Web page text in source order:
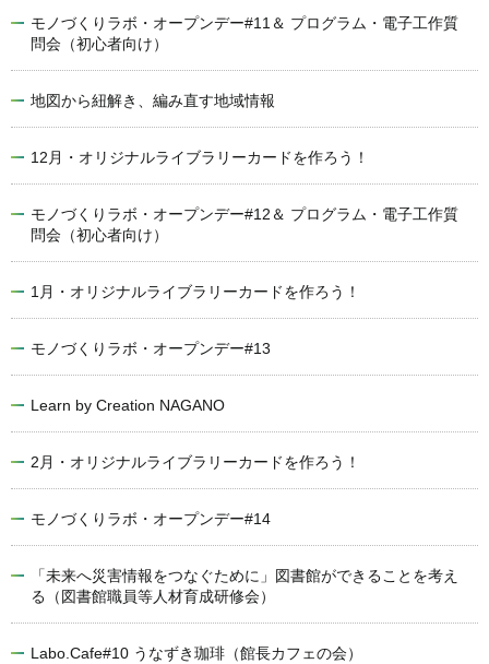
モノづくりラボ・オープンデー#11＆ プログラム・電子工作質
問会（初心者向け）
地図から紐解き、編み直す地域情報
12月・オリジナルライブラリーカードを作ろう！
モノづくりラボ・オープンデー#12＆ プログラム・電子工作質
問会（初心者向け）
1月・オリジナルライブラリーカードを作ろう！
モノづくりラボ・オープンデー#13
Learn by Creation NAGANO
2月・オリジナルライブラリーカードを作ろう！
モノづくりラボ・オープンデー#14
「未来へ災害情報をつなぐために」図書館ができることを考え
る（図書館職員等人材育成研修会）
Labo.Cafe#10 うなずき珈琲（館長カフェの会）